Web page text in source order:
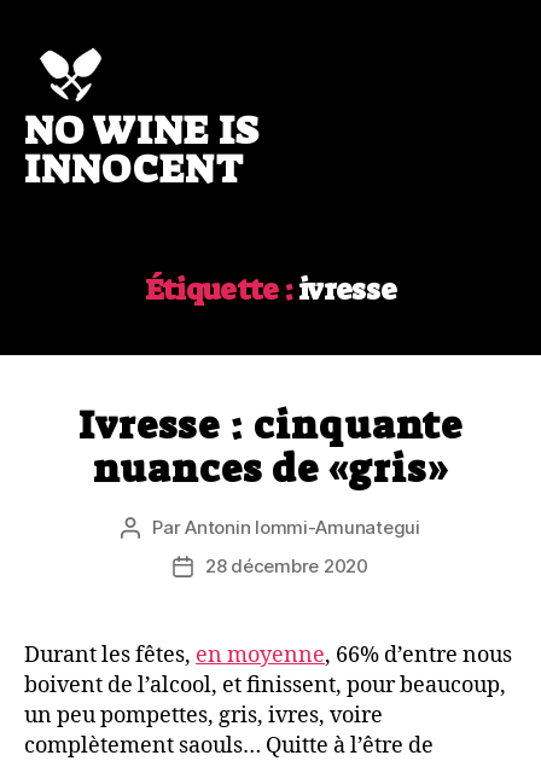
No
wine
is
NO WINE IS
INNOCENT
Étiquette :ivresse
Ivresse : cinquante
nuances de «gris»
Auteur
l’article
ParAntonin Iommi-Amunategui
Date28 décembre 2020
Durant les fêtes, en moyenne, 66% d’entre nous
boivent de l’alcool, et finissent, pour beaucoup,
un peu pompettes, gris, ivres, voire
complètement saouls… Quitte à l’être de